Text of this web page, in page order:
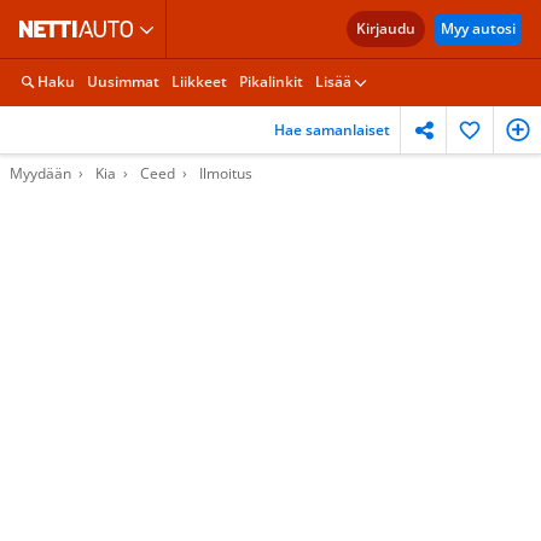
Kirjaudu Myy autosi
Haku Uusimmat Liikkeet Pikalinkit Lisää
Hae samanlaiset
Myydään Kia Ceed Ilmoitus